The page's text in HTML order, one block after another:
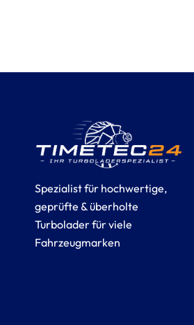
Spezialist für hochwertige,
geprüfte & überholte
Turbolader für viele
Fahrzeugmarken